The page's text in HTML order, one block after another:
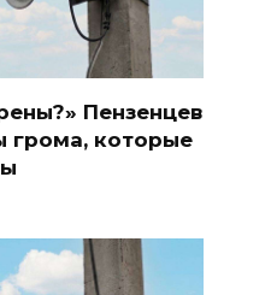
Пензенцев
грома, которые